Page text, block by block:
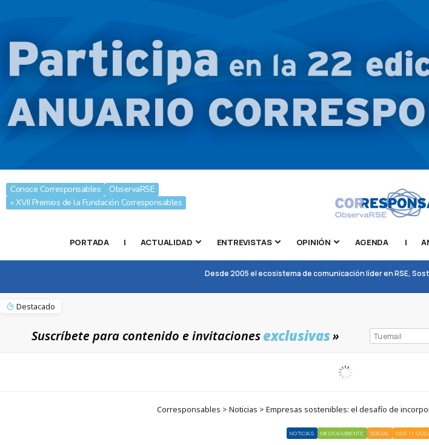
Conoce Corresponsables
ObservaRSE
» XVII Premios de la Fundación Corresponsables
PORTADA | ACTUALIDAD ENTREVISTAS OPINIÓN AGENDA |
Desde 2005 el ecosistema de comunicación líder en RSE,
Destacado
Suscríbete para contenido e invitacionesexclusivas»
Corresponsables > Noticias > Empresas sostenibles: el desafío de
NOTICIAS MEDIOAMBIENTE SOCIAL ODS 11